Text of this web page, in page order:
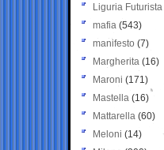
Liguria Futurista
mafia (543)
manifesto (7)
Margherita (16)
Maroni (171)
Mastella (16)
Mattarella (60)
Meloni (14)